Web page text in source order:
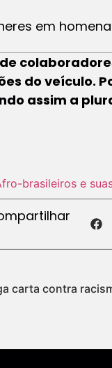
em
colaboradores
do veículo.
assim a
brasileiros e
carta contra